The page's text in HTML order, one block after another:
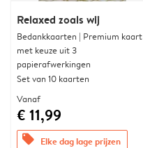
Relaxed zoals wij
Bedankkaarten | Premium kaart
met keuze uit 3
papierafwerkingen
Set van 10 kaarten
Vanaf
€ 11,99
offers Elke dag lage prijzen